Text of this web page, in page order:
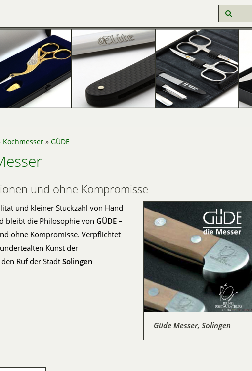
Kochmesser » GÜDE
und ohne Kompromisse
Güde Messer, Solingen
und kleiner Stückzahl von Hand
bleibt die Philosophie von GÜDE –
ohne Kompromisse. Verpflichtet
Kunst der
Ruf der StadtSolingen